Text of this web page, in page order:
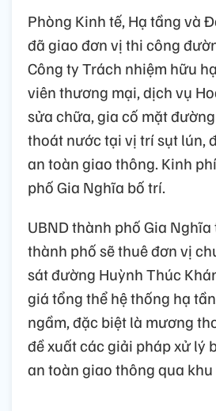
Phòng Kinh tế, Hạ tầng và
đã giao đơn vị thi công
Công ty Trách nhiệm hữu
viên thương mại, dịch vụ
sửa chữa, gia cố mặt
thoát nước tại vị trí sụt lún,
an toàn giao thông. Kinh
phố Gia Nghĩa bố trí.
UBND thành phố Gia
thành phố sẽ thuê đơn vị
sát đường Huỳnh Thúc
giá tổng thể hệ thống hạ
ngầm, đặc biệt là mương
đề xuất các giải pháp xử lý
an toàn giao thông qua